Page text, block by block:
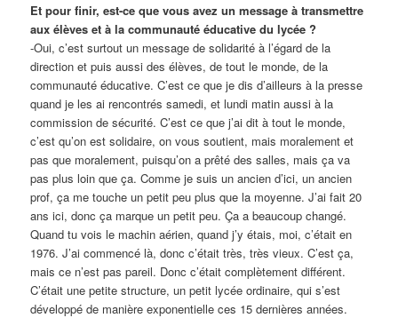
Et pour finir, est-ce que vous avez un message à transmettre
aux élèves et à la communauté éducative du lycée ?
-Oui, c’est surtout un message de solidarité à l’égard de la
direction et puis aussi des élèves, de tout le monde, de la
communauté éducative. C’est ce que je dis d’ailleurs à la presse
quand je les ai rencontrés samedi, et lundi matin aussi à la
commission de sécurité.C’est ce que j’ai dit à tout le monde,
c’est qu’on est solidaire, on vous soutient, mais moralement et
pas que moralement, puisqu’on a prêté des salles, mais ça va
pas plus loin que ça.Comme je suis un ancien d’ici, un ancien
prof, ça me touche un petit peu plus que la moyenne.J’ai fait 20
ans ici, donc ça marque un petit peu. Ça a beaucoup changé.
Quand tu vois le machin aérien, quand j’y étais, moi, c’était en
1976. J’ai commencé là, donc c’était très, très vieux. C’est ça,
mais ce n’est pas pareil. Donc c’était complètement différent.
C’était une petite structure, un petit lycée ordinaire, qui s’est
développé de manière exponentielle ces 15 dernières années.